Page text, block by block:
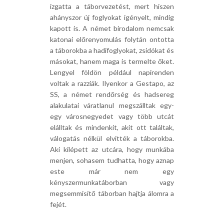
izgatta a táborvezetést, mert hiszen
ahányszor új foglyokat igényelt, mindig
kapott is. A német birodalom nemcsak
katonai előrenyomulás folytán ontotta
a táborokba a hadifoglyokat, zsidókat és
másokat, hanem maga is termelte őket.
Lengyel földön például napirenden
voltak a razziák. Ilyenkor a Gestapo, az
SS, a német rendőrség és hadsereg
alakulatai váratlanul megszálltak egy-
egy városnegyedet vagy több utcát
elálltak és mindenkit, akit ott találtak,
válogatás nélkül elvitték a táborokba.
Aki kilépett az utcára, hogy munkába
menjen, sohasem tudhatta, hogy aznap
este már nem egy
kényszermunkatáborban vagy
megsemmisítő táborban hajtja álomra a
fejét.